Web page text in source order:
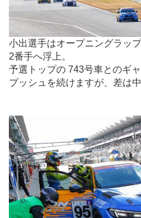
小出選手はオープニングラッ
2番手へ浮上。
予選トップの 743号車とのギ
プッシュを続けますが、差は